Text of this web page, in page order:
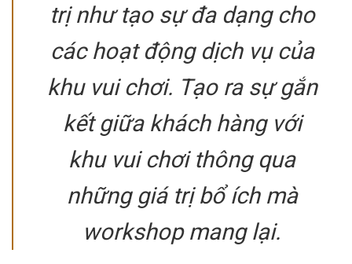
trị như tạo sự đa dạng cho
các hoạt động dịch vụ của
khu vui chơi. Tạo ra sự gắn
kết giữa khách hàng với
khu vui chơi thông qua
những giá trị bổ ích mà
workshop mang lại.